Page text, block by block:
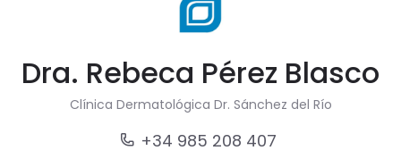
Dra. Rebeca Pérez Blasco
Clínica Dermatológica Dr. Sánchez del Río
+34 985 208 407